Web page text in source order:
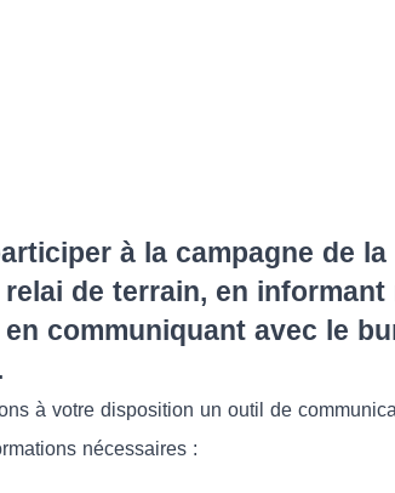
à la campagne de la
de terrain, en informant
communiquant avec le
à votre disposition un outil de
nécessaires :